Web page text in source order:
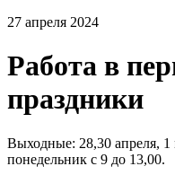
27 апреля 2024
Работа в
праздники
Выходные: 28,30 апреля, 1
понедельник с 9 до 13,00.